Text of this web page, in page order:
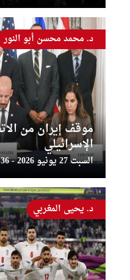
موقف إيران من
الإسرائيلي
السبت 27 يونيو 2026 - 11:27:36
د. محمد محسن أبو النور
د. يحيى المغربي